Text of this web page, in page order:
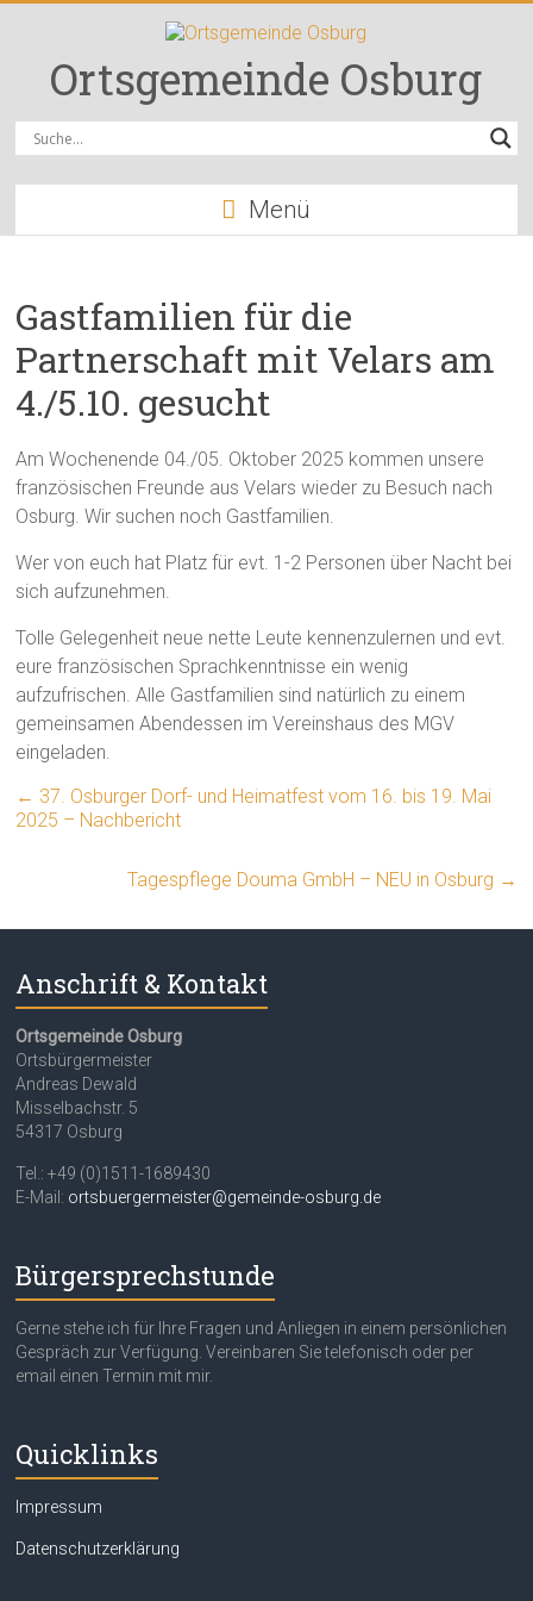
springenOrtsgemeinde Osburg
Menü
Gastfamilien für die
Partnerschaft mit Velars am
4./5.10. gesucht
Am Wochenende 04./05. Oktober 2025 kommen unsere
französischen Freunde aus Velars wieder zu Besuch nach
Osburg. Wir suchen noch Gastfamilien.
Wer von euch hat Platz für evt. 1-2 Personen über Nacht bei
sich aufzunehmen.
Tolle Gelegenheit neue nette Leute kennenzulernen und evt.
eure französischen Sprachkenntnisse ein wenig
aufzufrischen. Alle Gastfamilien sind natürlich zu einem
gemeinsamen Abendessen im Vereinshaus des MGV
eingeladen.
← 37. Osburger Dorf- und Heimatfest vom 16. bis 19. Mai
2025 – Nachbericht
Tagespflege Douma GmbH – NEU in Osburg →
Anschrift & Kontakt
Ortsgemeinde Osburg
Ortsbürgermeister
Andreas Dewald
Misselbachstr. 5
54317 Osburg
Tel.: +49 (0)1511-1689430
E-Mail: ortsbuergermeister@gemeinde-osburg.de
Bürgersprechstunde
Gerne stehe ich für Ihre Fragen und Anliegen in einem persönlichen
Gespräch zur Verfügung. Vereinbaren Sie telefonisch oder per
email einen Termin mit mir.
Quicklinks
Impressum
Datenschutzerklärung